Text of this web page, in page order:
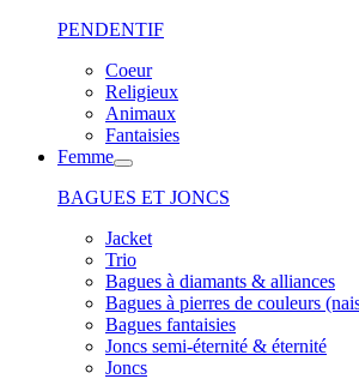
PENDENTIF
Coeur
Religieux
Animaux
Fantaisies
Femme
BAGUES ET JONCS
Jacket
Trio
Bagues à diamants & alliances
Bagues à pierres de couleurs
Bagues fantaisies
Joncs semi-éternité & éternité
Joncs